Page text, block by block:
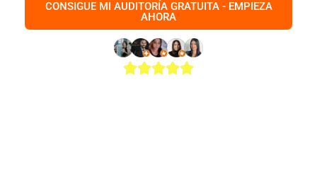
CONSIGUE MI AUDITORÍA GRATUITA - EMPIEZA
AHORA